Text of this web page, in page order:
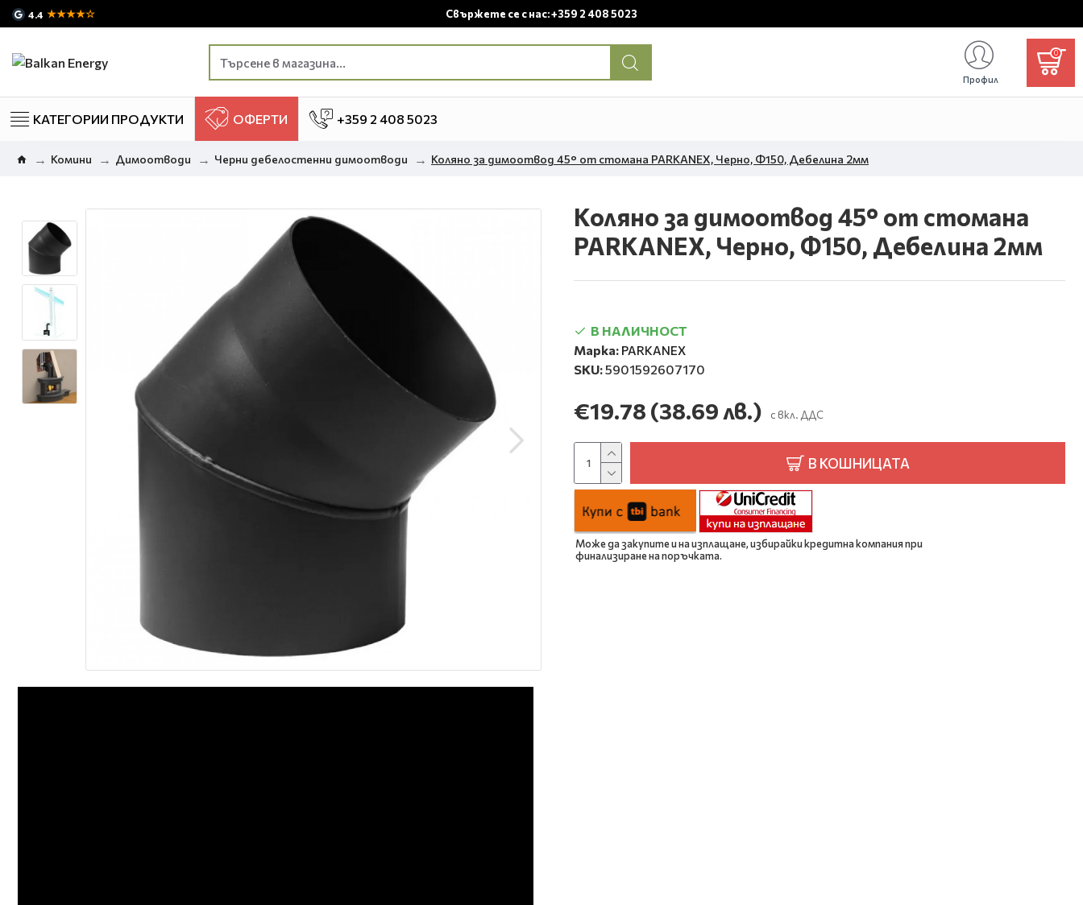
4.4 ★★★★☆ Свържете се с нас: +359 2 408 5023
Профил
0
КАТЕГОРИИ ПРОДУКТИ ОФЕРТИ +359 2 408 5023
Комини Димоотводи Черни дебелостенни димоотводи Коляно за димоотвод 45° от стомана PARKANEX, Черно, Ф150, Дебелина 2мм
Коляно за димоотвод 45° от стомана
PARKANEX, Черно, Ф150, Дебелина 2мм
В НАЛИЧНОСТ
Марка: PARKANEX
SKU:5901592607170
€19.78 (38.69 лв.) с вкл. ДДС
В КОШНИЦАТА
Може да закупите и на изплащане, избирайки кредитна компания при
финализиране на поръчката.